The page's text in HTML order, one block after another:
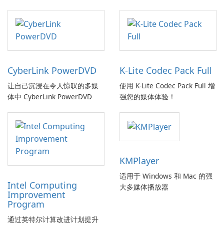
CyberLink PowerDVD
让自己沉浸在令人惊叹的多媒
体中 CyberLink PowerDVD
K-Lite Codec Pack Full
使用 K-Lite Codec Pack Full 增
强您的媒体体验！
Intel Computing
Improvement
Program
通过英特尔计算改进计划提升
KMPlayer
适用于 Windows 和 Mac 的强
大多媒体播放器